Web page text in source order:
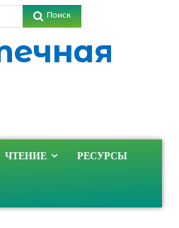
Поиск
ЧТЕНИЕ РЕСУРСЫ